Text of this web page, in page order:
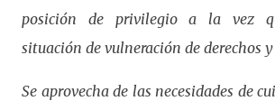
posición de privilegio a la vez
situación de vulneración de derechos
Se aprovecha de las necesidades de